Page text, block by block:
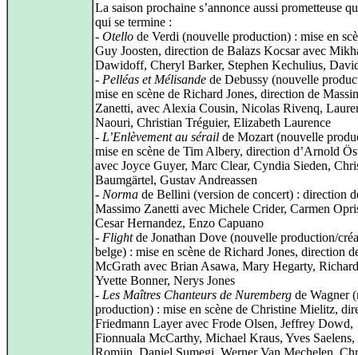
La saison prochaine s’annonce aussi prometteuse
qui se termine :
- Otello de Verdi (nouvelle production) : mise en
Guy Joosten, direction de Balazs Kocsar avec
Dawidoff, Cheryl Barker, Stephen Kechulius,
- Pelléas et Mélisande de Debussy (nouvelle
mise en scène de Richard Jones, direction de
Zanetti, avec Alexia Cousin, Nicolas Rivenq,
Naouri, Christian Tréguier, Elizabeth Laurence
- L’Enlèvement au sérail de Mozart (nouvelle
mise en scène de Tim Albery, direction d’Arnold
avec Joyce Guyer, Marc Clear, Cyndia Sieden,
Baumgärtel, Gustav Andreassen
- Norma de Bellini (version de concert) : direction
Massimo Zanetti avec Michele Crider, Carmen
Cesar Hernandez, Enzo Capuano
- Flightde Jonathan Dove (nouvelle production/
belge) : mise en scène de Richard Jones, direction
McGrath avec Brian Asawa, Mary Hegarty,
Yvette Bonner, Nerys Jones
- Les Maîtres Chanteurs de Nuremberg de Wagner
production) : mise en scène de Christine Mielitz,
Friedmann Layer avec Frode Olsen, Jeffrey Dowd,
Fionnuala McCarthy, Michael Kraus, Yves
Romijn, Daniel Sumegi, Werner Van Mechelen,